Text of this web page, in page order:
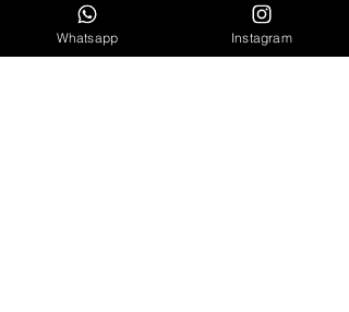
Cel/WhastApp: (61) 98140-2550
Whatsapp Instagram